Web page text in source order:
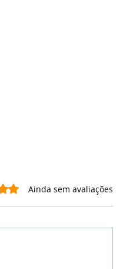
com 0 de 5 estrelas.
Ainda sem avaliações